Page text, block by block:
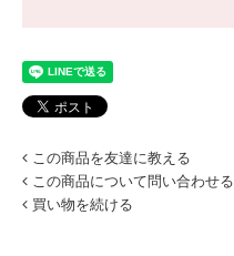
この商品を友達に教える
この商品について問い合わせる
買い物を続ける